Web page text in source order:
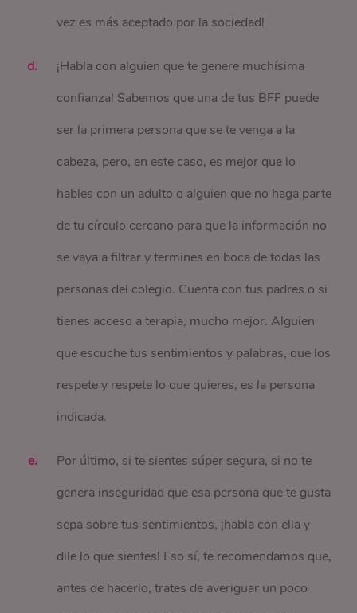
vez es más aceptado por la sociedad!
¡Habla con alguien que te genere muchísima
confianza! Sabemos que una de tus BFF puede
ser la primera persona que se te venga a la
cabeza, pero, en este caso, es mejor que lo
hables con un adulto o alguien que no haga parte
de tu círculo cercano para que la información no
se vaya a filtrar y termines en boca de todas las
personas del colegio. Cuenta con tus padres o si
tienes acceso a terapia, mucho mejor. Alguien
que escuche tus sentimientos y palabras, que los
respete y respete lo que quieres, es la persona
indicada.
Por último, si te sientes súper segura, si no te
genera inseguridad que esa persona que te gusta
sepa sobre tus sentimientos, ¡habla con ella y
dile lo que sientes! Eso sí, te recomendamos que,
antes de hacerlo, trates de averiguar un poco